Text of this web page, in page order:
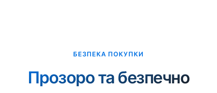
БЕЗПЕКА ПОКУПКИ
Прозоро та безпечно